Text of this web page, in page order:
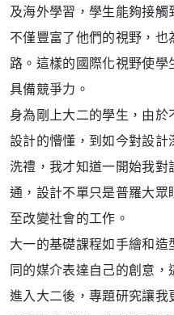
及海外學習，學生能夠接
不僅豐富了他們的視野，
路。這樣的國際化視野使
具備競爭力。
身為剛上大二的學生，由
設計的懵懂，到如今對設
洗禮，我才知道一開始我
通，設計不單只是普羅大
至改變社會的工作。
大一的基礎課程如手繪和
同的媒介表達自己的創意，
進入大二後，專題研究讓